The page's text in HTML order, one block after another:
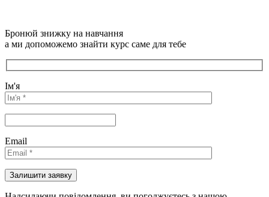
Бронюй знижку на навчання
а ми допоможемо знайти курс саме для тебе
Ім'я
Email